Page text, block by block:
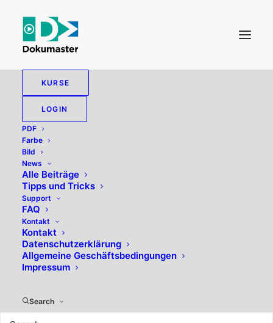
KURSE
LOGIN
PDF
Farbe
Bild
News
Alle Beiträge
Tipps und Tricks
Support
FAQ
Kontakt
Kontakt
Datenschutzerklärung
Allgemeine Geschäftsbedingungen
Impressum
Search